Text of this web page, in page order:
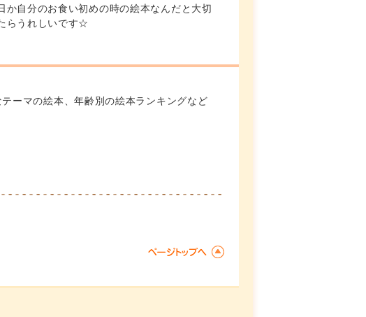
か自分のお食い初めの時の絵本なんだと大切
らうれしいです☆
ーマの絵本、年齢別の絵本ランキングなど